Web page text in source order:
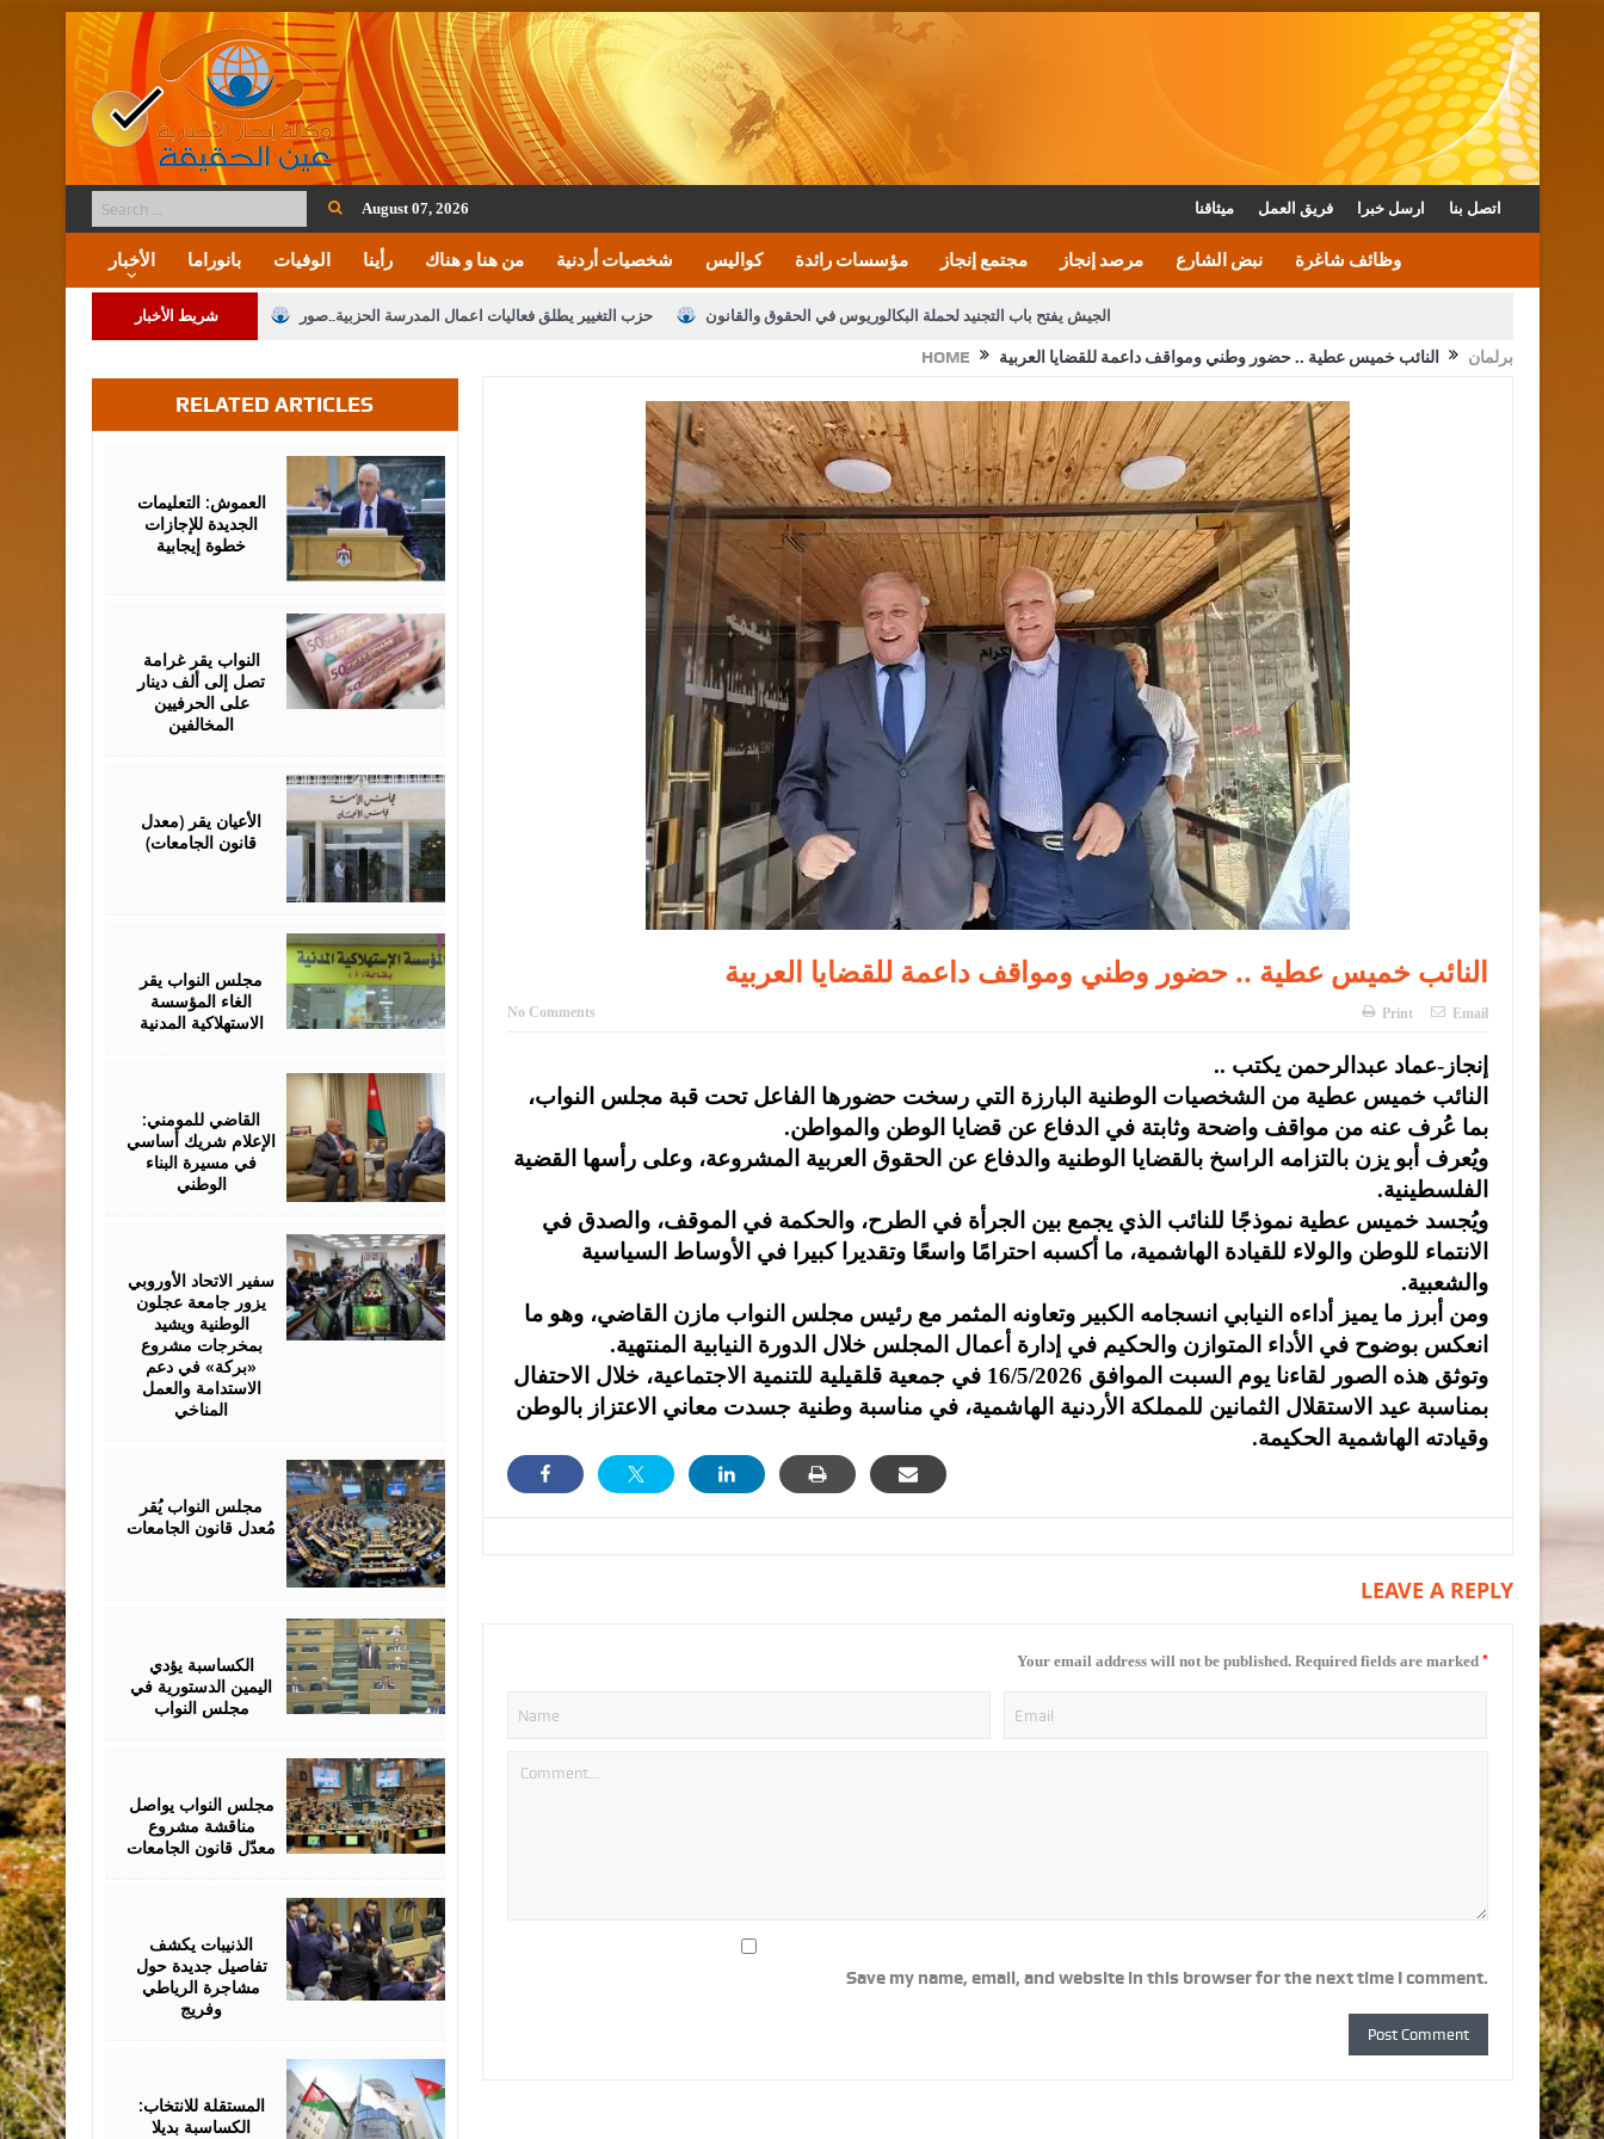
August 07, 2026 ميثاقنا فريق العمل ارسل خبرا اتصل بنا
الأخبار بانوراما الوفيات رأينا من هنا و هناك شخصيات أردنية كواليس مؤسسات رائدة مجتمع إنجاز مرصد إنجاز نبض الشارع وظائف شاغرة
شريط الأخبار حزب التغيير يطلق فعاليات اعمال المدرسة الحزبية..صور الجيش يفتح باب التجنيد لحملة البكالوريوس في الحقوق والقانون
الأمن يتلف 16 مليون حبة كبتاجون و1480 كغم مواد مخدرة
النواب يقر مشروع تعديل قانون الملكية العقارية القاضي يلتقي رؤساء تحرير الصحف اليومية ويؤكد حرص مجلس النواب على شراكة فاعلة مع الإعلام
دعوة المكلفين بخدمة العلم (الدفعة الثالثة) إلى مراجعة منصة خدمة العلم الملك يلتقي مجموعة من رفاق السلاح الملك يتلقى اتصالا هاتفيا من العاهل البحريني
القاضي محمود أحمد فريحات.. مبارك ومزيدا من التوفيق
HOME برلمان النائب خميس عطية .. حضور وطني ومواقف داعمة للقضايا العربية
النائب خميس عطية .. حضور وطني ومواقف داعمة للقضايا العربية
No Comments Print Email
إنجاز-عماد عبدالرحمن يكتب ..
النائب خميس عطية من الشخصيات الوطنية البارزة التي رسخت حضورها الفاعل تحت قبة مجلس النواب،
بما عُرف عنه من مواقف واضحة وثابتة في الدفاع عن قضايا الوطن والمواطن.
ويُعرف أبو يزن بالتزامه الراسخ بالقضايا الوطنية والدفاع عن الحقوق العربية المشروعة، وعلى رأسها القضية
الفلسطينية.
ويُجسد خميس عطية نموذجًا للنائب الذي يجمع بين الجرأة في الطرح، والحكمة في الموقف، والصدق في
الانتماء للوطن والولاء للقيادة الهاشمية، ما أكسبه احترامًا واسعًا وتقديرا كبيرا في الأوساط السياسية
والشعبية.
ومن أبرز ما يميز أداءه النيابي انسجامه الكبير وتعاونه المثمر مع رئيس مجلس النواب مازن القاضي، وهو ما
انعكس بوضوح في الأداء المتوازن والحكيم في إدارة أعمال المجلس خلال الدورة النيابية المنتهية.
وتوثق هذه الصور لقاءنا يوم السبت الموافق 16/5/2026 في جمعية قلقيلية للتنمية الاجتماعية، خلال الاحتفال
بمناسبة عيد الاستقلال الثمانين للمملكة الأردنية الهاشمية، في مناسبة وطنية جسدت معاني الاعتزاز بالوطن
وقيادته الهاشمية الحكيمة.
LEAVE A REPLY
Your email address will not be published. Required fields are marked *
Save my name, email, and website in this browser for the next time I comment.
RELATED ARTICLES
العموش: التعليمات
الجديدة للإجازات
خطوة إيجابية
النواب يقر غرامة
تصل إلى ألف دينار
على الحرفيين
المخالفين
الأعيان يقر (معدل
قانون الجامعات)
مجلس النواب يقر
الغاء المؤسسة
الاستهلاكية المدنية
القاضي للمومني:
الإعلام شريك أساسي
في مسيرة البناء
الوطني
سفير الاتحاد الأوروبي
يزور جامعة عجلون
الوطنية ويشيد
بمخرجات مشروع
«بركة» في دعم
الاستدامة والعمل
المناخي
مجلس النواب يُقر
مُعدل قانون الجامعات
الكساسبة يؤدي
اليمين الدستورية في
مجلس النواب
مجلس النواب يواصل
مناقشة مشروع
معدّل قانون الجامعات
2026
الذنيبات يكشف
تفاصيل جديدة حول
مشاجرة الرياطي
وفريج
المستقلة للانتخاب:
الكساسبة بديلا